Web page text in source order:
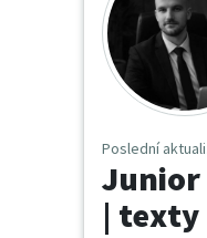
Poslední
Junior
| texty